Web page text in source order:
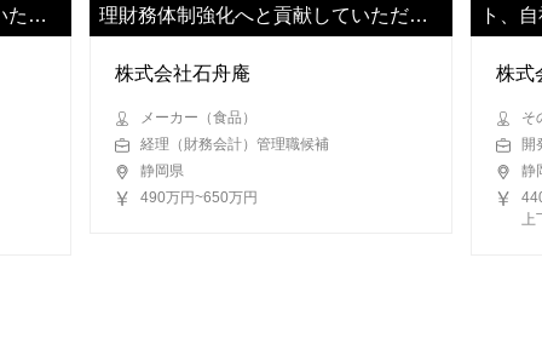
ただ
理財務体制強化へと貢献していただき
ます
株式会社石舟庵
メーカー（食品）
経理（財務会計）管理職候補
静岡県
490万円~650万円
ト、
いた
株式
そ
開
静
上